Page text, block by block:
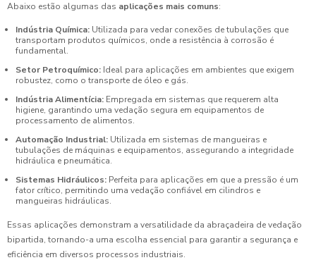
Abaixo estão algumas das aplicações mais comuns:
Indústria Química: Utilizada para vedar conexões de tubulações que
transportam produtos químicos, onde a resistência à corrosão é
fundamental.
Setor Petroquímico: Ideal para aplicações em ambientes que exigem
robustez, como o transporte de óleo e gás.
Indústria Alimentícia: Empregada em sistemas que requerem alta
higiene, garantindo uma vedação segura em equipamentos de
processamento de alimentos.
Automação Industrial: Utilizada em sistemas de mangueiras e
tubulações de máquinas e equipamentos, assegurando a integridade
hidráulica e pneumática.
Sistemas Hidráulicos: Perfeita para aplicações em que a pressão é um
fator crítico, permitindo uma vedação confiável em cilindros e
mangueiras hidráulicas.
Essas aplicações demonstram a versatilidade da abraçadeira de vedação
bipartida, tornando-a uma escolha essencial para garantir a segurança e
eficiência em diversos processos industriais.